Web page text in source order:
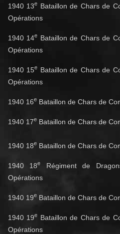
1940 13e Bataillon de Chars de
Opérations
1940 14e Bataillon de Chars de
Opérations
1940 15e Bataillon de Chars de
Opérations
1940 16e Bataillon de Chars de
1940 17e Bataillon de Chars de
1940 18e Bataillon de Chars de
1940 18e
Régiment de
Opérations
1940 19e Bataillon de Chars de
1940 19e Bataillon de Chars de
Opérations